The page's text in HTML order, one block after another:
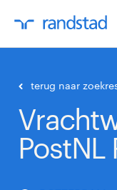
terug naar
PostNL